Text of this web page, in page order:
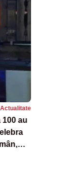
Actualitate
au